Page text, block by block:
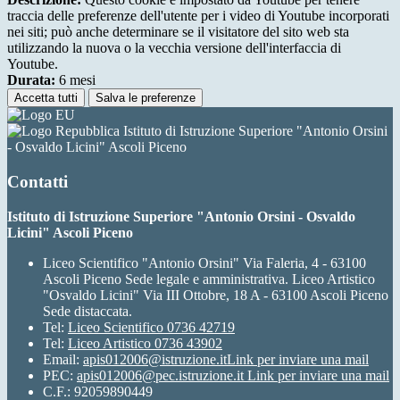
traccia delle preferenze dell'utente per i video di Youtube incorporati
nei siti; può anche determinare se il visitatore del sito web sta
utilizzando la nuova o la vecchia versione dell'interfaccia di
Youtube.
Durata: 6 mesi
Accetta tutti Salva le preferenze
Istituto di Istruzione Superiore "Antonio Orsini
- Osvaldo Licini" Ascoli Piceno
Contatti
Istituto di Istruzione Superiore "Antonio Orsini - Osvaldo
Licini" Ascoli Piceno
Liceo Scientifico "Antonio Orsini" Via Faleria, 4 - 63100
Ascoli Piceno Sede legale e amministrativa. Liceo Artistico
"Osvaldo Licini" Via III Ottobre, 18 A - 63100 Ascoli Piceno
Sede distaccata.
Tel: Liceo Scientifico 0736 42719
Tel: Liceo Artistico 0736 43902
Email: apis012006@istruzione.itLink per inviare una mail
PEC: apis012006@pec.istruzione.it Link per inviare una mail
C.F.: 92059890449